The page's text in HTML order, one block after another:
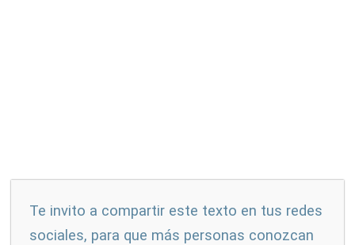
Te invito a compartir este texto en tus redes
sociales, para que más personas conozcan